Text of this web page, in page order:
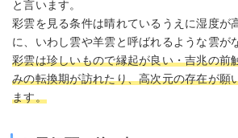
と言います。
彩雲を見る条件は晴れているうえに湿度が
に、いわし雲や羊雲と呼ばれるような雲が
彩雲は珍しいもので縁起が良い・吉兆の前
みの転換期が訪れたり、高次元の存在が願
ます。